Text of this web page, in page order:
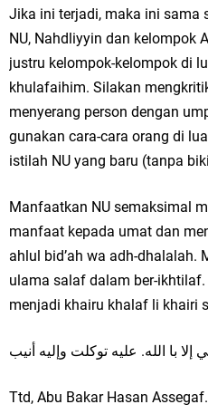
Jika ini terjadi, maka ini sama
NU, Nahdliyyin dan kelompok
justru kelompok-kelompok di
khulafaihim. Silakan
menyerang person dengan
gunakan cara-cara orang di
istilah NU yang baru (tanpa
Manfaatkan NU semaksimal
manfaat kepada umat dan
ahlul bid’ah wa adh-dhalalah.
ulama salaf dalam ber-
menjadi khairu khalaf li khairi
إلا با الله. عليه توكلت وإليه أنيب
Ttd, Abu Bakar Hasan Assegaf.